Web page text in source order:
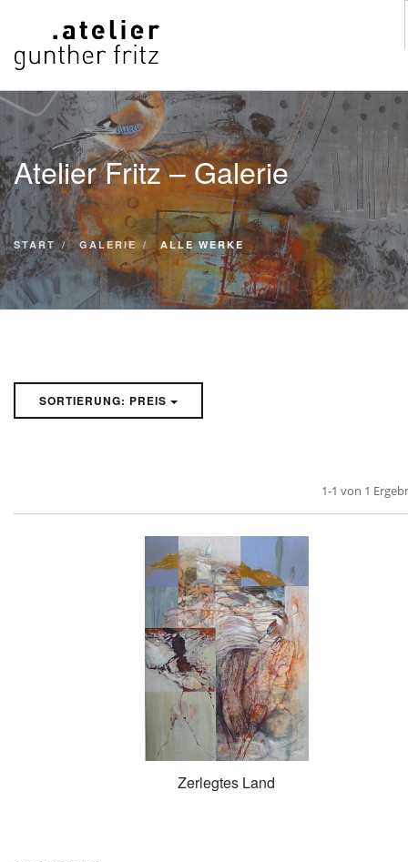
START
WERKE
VITA
KONTAKT
GALERIE
SUCHE
Atelier Fritz – Galerie
START GALERIE ALLE WERKE
SORTIERUNG: PREIS
1-1 von 1
Zerlegtes Land